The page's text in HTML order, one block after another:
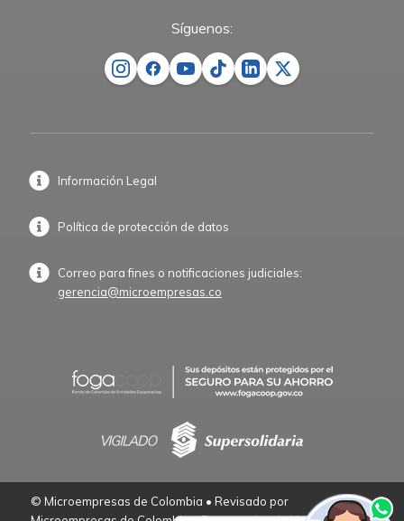
Síguenos:
Información Legal
Política de protección de datos
Correo para fines o notificaciones judiciales:
gerencia@microempresas.co
© Microempresas de Colombia • Revisado por